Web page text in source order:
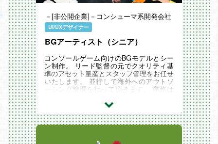
－[非公開企業]－コンシューマ系開発会社
UI/UXデザイナー
BGアーティスト（シニア）
コンソールゲーム向けのBGモデルとシー
ン制作。 リード監督の元でクオリティ基
準のアセット量産とスタッフ管理をお任せ
いたします。 並行して海外へのアウトソ
ーシング管理を行って頂きます。 業務は